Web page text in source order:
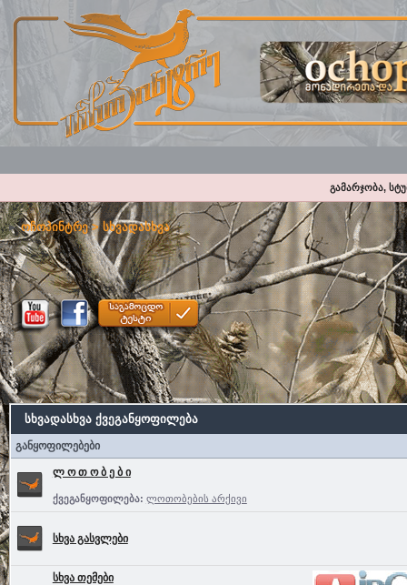
გამარჯობა,
ოჩოპინტრე>სხვადასხვა
სხვადასხვა ქვეგანყოფილება
განყოფილებები
ლ ო თ ო ბ ე ბ ი
ქვეგანყოფილება: ლოთობების არქივი
სხვა გასვლები
სხვა თემები